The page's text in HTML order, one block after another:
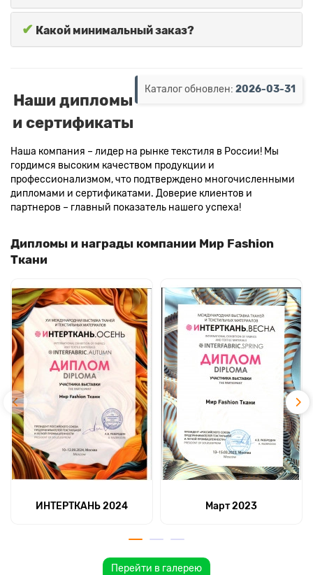
✔ Какой минимальный заказ?
Каталог обновлен: 2026-03-31
Наши дипломы
и сертификаты
Наша компания – лидер на рынке текстиля в России! Мы
гордимся высоким качеством продукции и
профессионализмом, что подтверждено многочисленными
дипломами и сертификатами. Доверие клиентов и
партнеров – главный показатель нашего успеха!
Дипломы и награды компании Мир Fashion
Ткани
ИНТЕРТКАНЬ 2024 Март 2023
Перейти в галерею